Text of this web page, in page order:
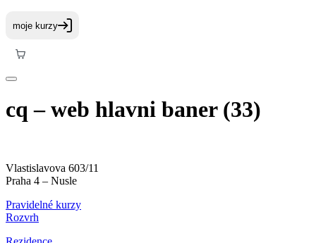
cq – web hlavni baner (33)
Vlastislavova 603/11
Praha 4 – Nusle
Pravidelné kurzy
Rozvrh